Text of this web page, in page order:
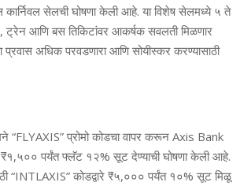
कार्निवल सेलची घोषणा केली आहे. या विशेष सेलमध्ये ५ ते
ट्रेन आणि बस तिकिटांवर आकर्षक सवलती मिळणार
अधिक परवडणारा आणि सोयीस्कर करण्यासाठी
“FLYAXIS” प्रोमो कोडचा वापर करून Axis Bank
₹१,५०० पर्यंत फ्लॅट १२% सूट देण्याची घोषणा केली आहे.
“INTLAXIS” कोडद्वारे ₹५,००० पर्यंत १०% सूट मिळू